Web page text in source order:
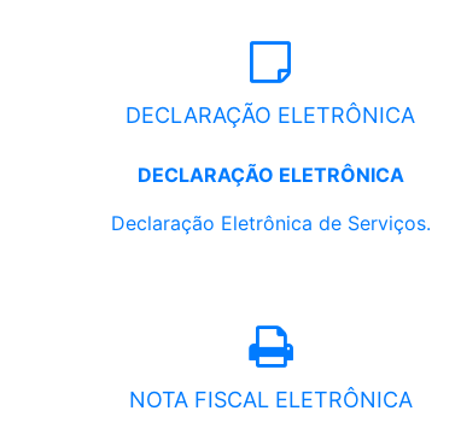
DECLARAÇÃO ELETRÔNICA
DECLARAÇÃO ELETRÔNICA
Declaração Eletrônica de Serviços.
NOTA FISCAL ELETRÔNICA